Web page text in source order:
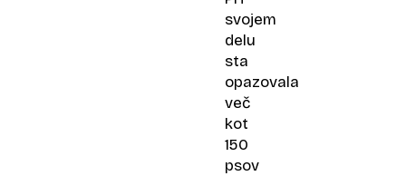
svojem
delu
sta
opazovala
več
kot
150
psov